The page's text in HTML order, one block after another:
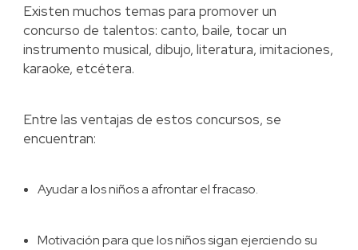
Existen muchos temas para promover un
concurso de talentos: canto, baile, tocar un
instrumento musical, dibujo, literatura, imitaciones,
karaoke, etcétera.
Entre las ventajas de estos concursos, se
encuentran:
Ayudar a los niños a afrontar el fracaso.
Motivación para que los niños sigan ejerciendo su